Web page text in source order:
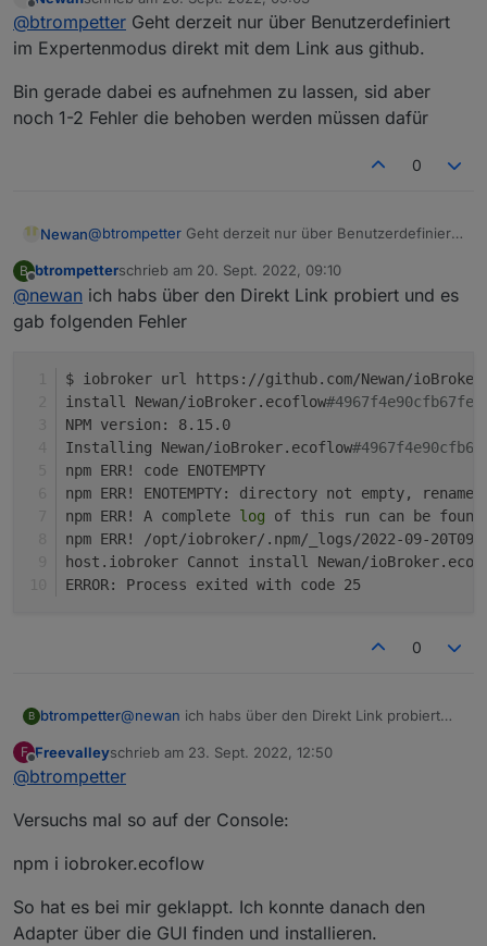
latest.json
Offline zuletzt editiert von
@btrompetter Geht derzeit nur über Benutzerdefiniert
im Expertenmodus direkt mit dem Link aus github.
Bin gerade dabei es aufnehmen zu lassen, sid aber
noch 1-2 Fehler die behoben werden müssen dafür
0
Newan@btrompetter Geht derzeit nur über Benutzerdefiniert
Bin gerade dabei es aufnehmen zu lassen, sid aber
noch 1-2 Fehler die behoben werden müssen dafür
B btrompetterschrieb am 20. Sept. 2022, 09:10
zuletzt editiert von
@newan ich habs über den Direkt Link probiert und es
gab folgenden Fehler
$ iobroker url https://github.com/Newan/
install Newan/ioBroker.ecoflow
NPM version: 8.15.0
Installing Newan/ioBroker.ecoflow
npm ERR! code ENOTEMPTY
npm ERR! ENOTEMPTY: directory not empty, rename
npm ERR! A complete log of this run can be
npm ERR! /opt/iobroker/.npm/_logs/2022-09-
host.iobroker Cannot install Newan/
ERROR: Process exited with code 25
0
B btrompetter@newan ich habs über den Direkt Link probiert
$ iobroker url https://github.com/Newan/
install Newan/
Installing Newan/
npm ERR! ENOTEMPTY: directory not
npm ERR! /opt/iobroker/.npm/_logs/2022-09-
host.iobroker Cannot install Newan/
F
Offline
Freevalleyschrieb am 23. Sept. 2022, 12:50
zuletzt editiert von
@btrompetter
Versuchs mal so auf der Console:
npm i iobroker.ecoflow
So hat es bei mir geklappt. Ich konnte danach den
Adapter über die GUI finden und installieren.